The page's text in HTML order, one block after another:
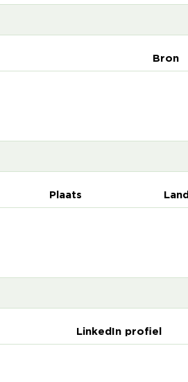
Bron
Plaats Land
LinkedIn profiel